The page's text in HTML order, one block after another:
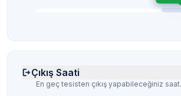
Çıkış Saati
En geç tesisten çıkış yapabileceğiniz saat.